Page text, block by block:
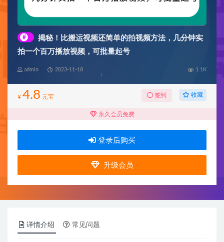
#
揭秘！比搬运视频还简单的拍视频方法，几分钟实
拍一个百万播放视频，可批量起号
admin 2023-11-18 1.1K
¥ 4.8 元宝 签到 收藏
永久会员免费
登录后购买
升级会员
详情介绍 常见问题